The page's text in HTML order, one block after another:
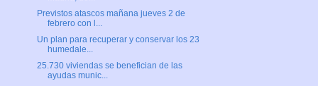
Previstos atascos mañana jueves 2 de
febrero con l...
Un plan para recuperar y conservar los 23
humedale...
25.730 viviendas se benefician de las
ayudas munic...